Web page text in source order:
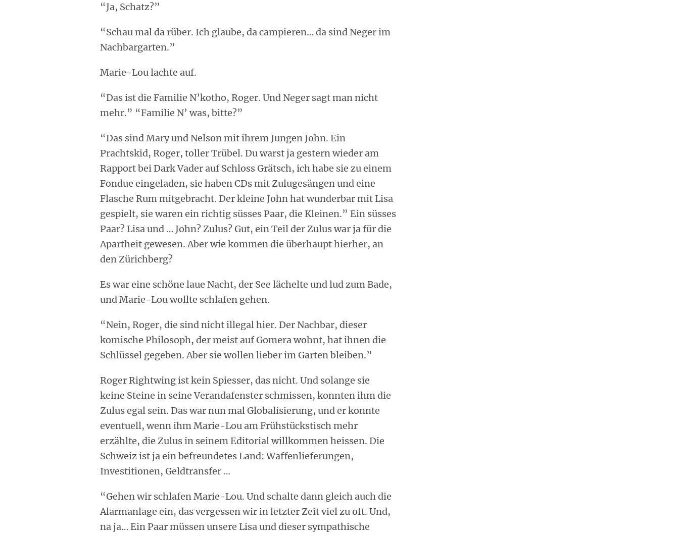
“Ja, Schatz?”
“Schau mal da rüber. Ich glaube, da campieren… da sind Neger im
Nachbargarten.”
Marie-Lou lachte auf.
“Das ist die Familie N’kotho, Roger. Und Neger sagt man nicht
mehr.” “Familie N’ was, bitte?”
“Das sind Mary und Nelson mit ihrem Jungen John. Ein
Prachtskid, Roger, toller Trübel. Du warst ja gestern wieder am
Rapport bei Dark Vader auf Schloss Grätsch, ich habe sie zu einem
Fondue eingeladen, sie haben CDs mit Zulugesängen und eine
Flasche Rum mitgebracht. Der kleine John hat wunderbar mit Lisa
gespielt, sie waren ein richtig süsses Paar, die Kleinen.” Ein süsses
Paar? Lisa und … John? Zulus? Gut, ein Teil der Zulus war ja für die
Apartheit gewesen. Aber wie kommen die überhaupt hierher, an
den Zürichberg?
Es war eine schöne laue Nacht, der See lächelte und lud zum Bade,
und Marie-Lou wollte schlafen gehen.
“Nein, Roger, die sind nicht illegal hier. Der Nachbar, dieser
komische Philosoph, der meist auf Gomera wohnt, hat ihnen die
Schlüssel gegeben. Aber sie wollen lieber im Garten bleiben.”
Roger Rightwing ist kein Spiesser, das nicht. Und solange sie
keine Steine in seine Verandafenster schmissen, konnten ihm die
Zulus egal sein. Das war nun mal Globalisierung, und er konnte
eventuell, wenn ihm Marie-Lou am Frühstückstisch mehr
erzählte, die Zulus in seinem Editorial willkommen heissen. Die
Schweiz ist ja ein befreundetes Land: Waffenlieferungen,
Investitionen, Geldtransfer …
“Gehen wir schlafen Marie-Lou. Und schalte dann gleich auch die
Alarmanlage ein, das vergessen wir in letzter Zeit viel zu oft. Und,
na ja… Ein Paar müssen unsere Lisa und dieser sympathische